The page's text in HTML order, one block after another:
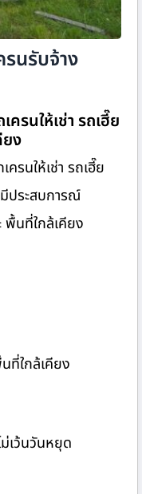
นรับจ้าง
รนให้เช่า รถเฮี๊ย
ยง
รนให้เช่า รถเฮี๊ย
ประสบการณ์
นที่ใกล้เคียง
ที่ใกล้เคียง
เว้นวันหยุด